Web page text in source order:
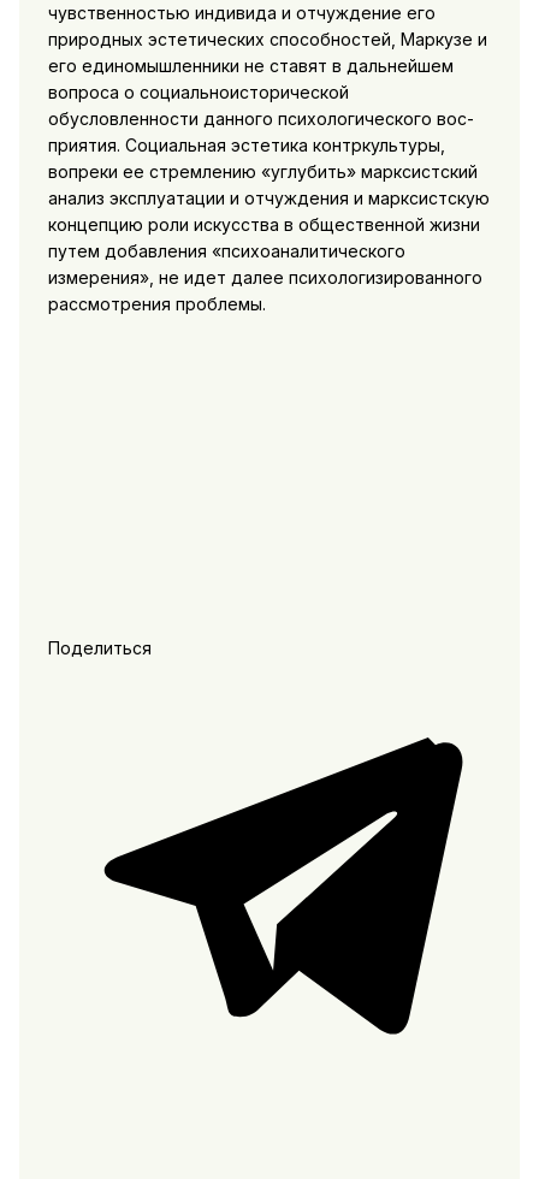
чувственностью индивида и отчуждение его
природных эстетических способностей, Маркузе и
его едино­мышленники не ставят в дальнейшем
вопроса о социально­исторической
обусловленности данного психологического вос­
приятия. Социальная эстетика контркультуры,
вопреки ее стрем­лению «углубить» марксистский
анализ эксплуатации и отчуж­дения и марксистскую
концепцию роли искусства в обществен­ной жизни
путем добавления «психоаналитического
измерения», не идет далее психологизированного
рассмотрения проблемы.
Поделиться